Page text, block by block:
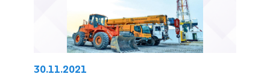
30.11.2021